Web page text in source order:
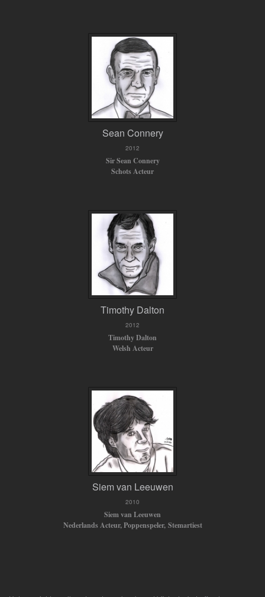
Sean Connery
2012
Sir Sean Connery
Schots Acteur
Timothy Dalton
2012
Timothy Dalton
Welsh Acteur
Siem van Leeuwen
2010
Siem van Leeuwen
Nederlands Acteur, Poppenspeler, Stemartiest